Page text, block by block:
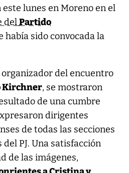
lunes en Moreno en el
delPartido
había sido convocada la
del encuentro
Kirchner, se mostraron
de una cumbre
dirigentes
de todas las secciones
PJ. Una satisfacción
de las imágenes,